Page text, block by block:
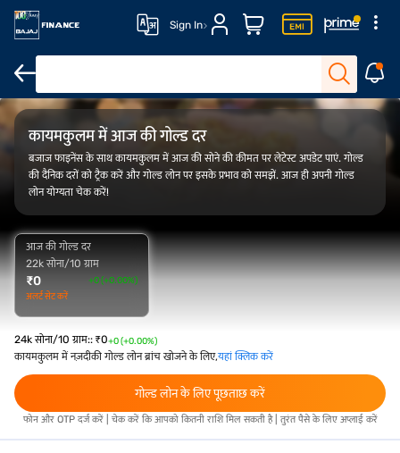
Sign In
ओवरव्यू कैलकुलेटर
कायमकुलम में आज की गोल्ड दर
बजाज फाइनेंस के साथ कायमकुलम में आज की सोने की कीमत पर लेटेस्ट अपडेट पाएं. गोल्ड
की दैनिक दरों को ट्रैक करें और गोल्ड लोन पर इसके प्रभाव को समझें. आज ही अपनी गोल्ड
लोन योग्यता चेक करें!
आज की गोल्ड दर
22k सोना/10 ग्राम
₹0
+0 (+0.00%)
अलर्ट सेट करें
24k सोना/10 ग्राम:: ₹0+0 (+0.00%)
कायमकुलम में नज़दीकी गोल्ड लोन ब्रांच खोजने के लिए,यहां क्लिक करें
गोल्ड लोन के लिए पूछताछ करें
फोन और OTP दर्ज करें | चेक करें कि आपको कितनी राशि मिल सकती है | तुरंत पैसे के लिए अप्लाई करें